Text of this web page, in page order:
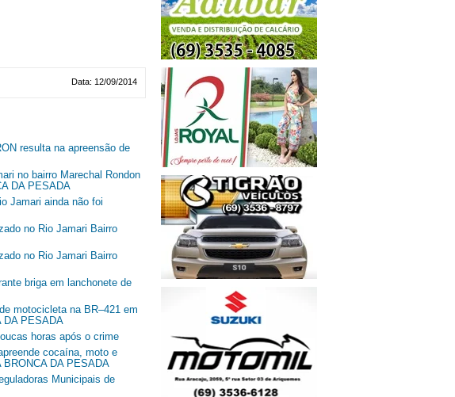
Data: 12/09/2014
resulta na apreensão de
no bairro Marechal Rondon
DA PESADA
Jamari ainda não foi
no Rio Jamari Bairro
no Rio Jamari Bairro
briga em lanchonete de
motocicleta na BR–421 em
DA PESADA
horas após o crime
cocaína, moto e
DA PESADA
Municipais de